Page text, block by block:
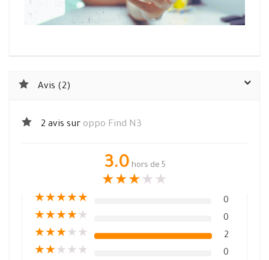
Avis (2)
2 avis sur oppo Find N3
3.0 hors de 5
★★★ ★ ★
★★★★★ 0
★★★★★ 0
★★★★ ★ 2
★★★ ★ ★ 0